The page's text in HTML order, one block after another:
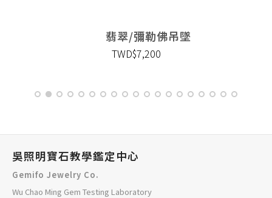
翡翠/彌勒佛吊墜
TWD$7,200
吳照明寶石教學鑑定中心
Gemifo Jewelry Co.
Wu Chao Ming Gem Testing Laboratory